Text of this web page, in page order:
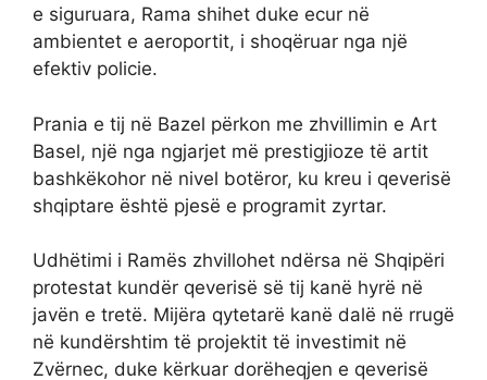
e siguruara, Rama shihet duke ecur në
ambientet e aeroportit, i shoqëruar nga një
efektiv policie.
Prania e tij në Bazel përkon me zhvillimin e Art
Basel, një nga ngjarjet më prestigjioze të artit
bashkëkohor në nivel botëror, ku kreu i qeverisë
shqiptare është pjesë e programit zyrtar.
Udhëtimi i Ramës zhvillohet ndërsa në Shqipëri
protestat kundër qeverisë së tij kanë hyrë në
javën e tretë. Mijëra qytetarë kanë dalë në rrugë
në kundërshtim të projektit të investimit në
Zvërnec, duke kërkuar dorëheqjen e qeverisë